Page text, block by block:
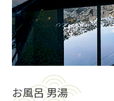
お風呂 男湯